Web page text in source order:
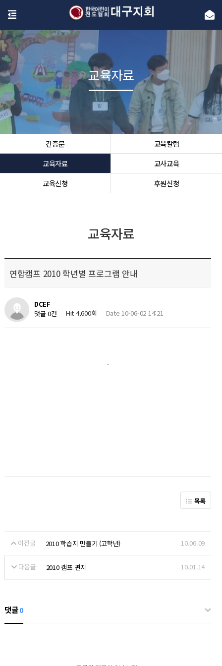
간증문
교육칼럼
교육자료
교사교육
교육신청
후원신청
교육자료
교육자료
연합캠프 2010 학년별 프로그램 안내
DCEF
댓글 0건
Hit 4,600회 Date 10-06-02 14:21
.
목록
이전글 2010 학습지 만들기 (고학년) 10.06.09
다음글 2010 캠프 편지 10.01.14
댓글0